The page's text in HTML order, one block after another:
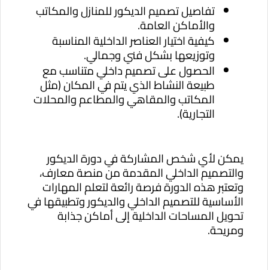
تفاصيل تصميم الديكور للمنازل والمكاتب
والأماكن العامة.
كيفية اختيار العناصر الداخلية المناسبة
وتوزيعها بشكل فني وجمالي.
الحصول على تصميم داخلي متناسب مع
طبيعة النشاط الذي يتم في المكان (مثل
المكاتب والمقاهي والمطاعم والمحلات
التجارية).
يمكن لأي شخص المشاركة في دورة الديكور
والتصميم الداخلي المقدمة من منصة معارف،
وتعتبر هذه الدورة فرصة رائعة لتعلم المهارات
الأساسية للتصميم الداخلي والديكور وتطبيقها في
تحويل المساحات الداخلية إلى أماكن جذابة
ومريحة.